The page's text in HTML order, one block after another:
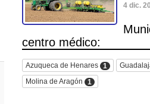
4 dic.
centro médico:
Azuqueca de Henares 1
Molina de Aragón
1